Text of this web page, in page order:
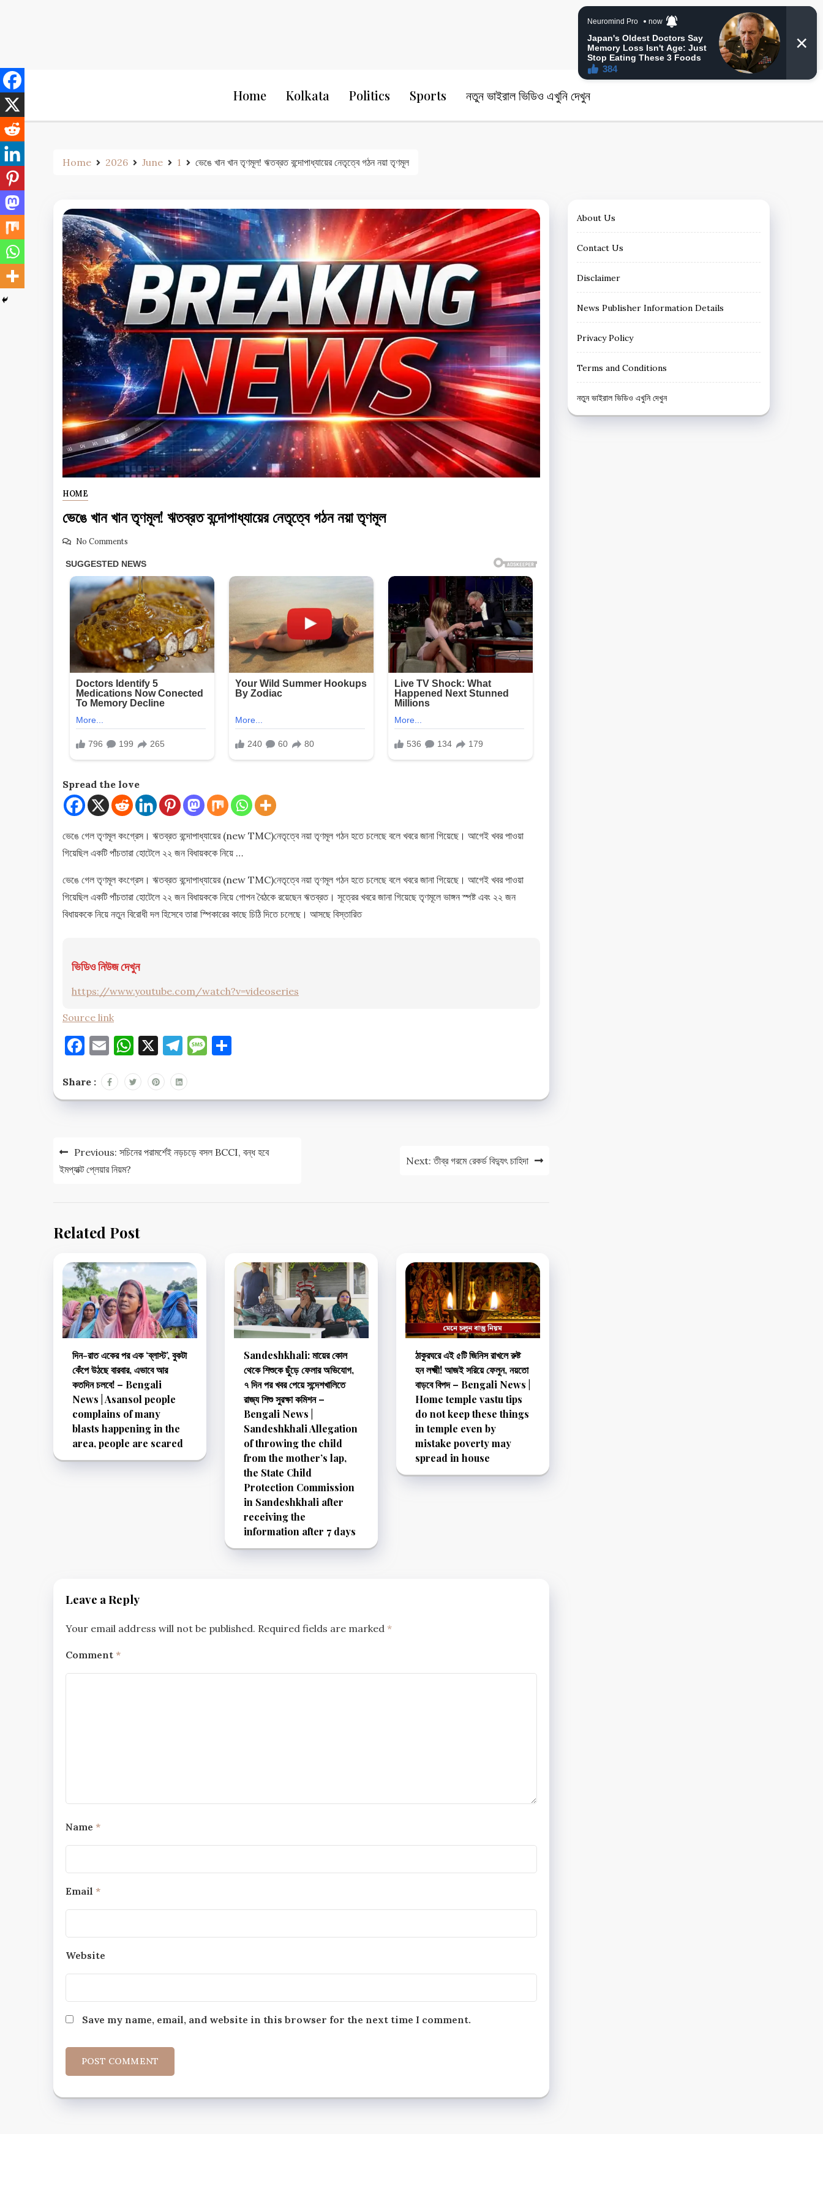
24 Ghanta Bangla News
Home Kolkata Politics Sports নতুন ভাইরাল ভিডিও এখুনি দেখুন
Home 2026 June 1 ভেঙে খান খান তৃণমূল! ঋতব্রত বন্দোপাধ্যায়ের নেতৃত্বে গঠন নয়া তৃণমূল
HOME
ভেঙে খান খান তৃণমূল! ঋতব্রত বন্দোপাধ্যায়ের নেতৃত্বে গঠন নয়া তৃণমূল
No Comments
Spread the love
ভেঙে গেল তৃণমূল কংগ্রেস। ঋতব্রত বন্দোপাধ্যায়ের (new TMC)নেতৃত্বে নয়া তৃণমূল গঠন হতে চলেছে বলে খবরে জানা গিয়েছে। আগেই খবর পাওয়া
গিয়েছিল একটি পাঁচতারা হোটেলে ২২ জন বিধায়ককে নিয়ে …
ভেঙে গেল তৃণমূল কংগ্রেস। ঋতব্রত বন্দোপাধ্যায়ের (new TMC)নেতৃত্বে নয়া তৃণমূল গঠন হতে চলেছে বলে খবরে জানা গিয়েছে। আগেই খবর পাওয়া
গিয়েছিল একটি পাঁচতারা হোটেলে ২২ জন বিধায়ককে নিয়ে গোপন বৈঠকে রয়েছেন ঋতব্রত। সূত্রের খবরে জানা গিয়েছে তৃণমূলে ভাঙ্গন স্পষ্ট এবং ২২ জন
বিধায়ককে নিয়ে নতুন বিরোধী দল হিসেবে তারা স্পিকারের কাছে চিঠি দিতে চলেছে। আসছে বিস্তারিত
ভিডিও নিউজ দেখুন
https://www.youtube.com/watch?v=videoseries
Source link
Facebook
EmailWhatsApp
X Telegram
Message
Share :
Post
navigation
Previous: সচিনের পরামর্শেই নড়চড়ে বসল BCCI, বন্ধ হবে
ইমপ্যাক্ট প্লেয়ার নিয়ম?
Next: তীব্র গরমে রেকর্ড বিদ্যুৎ চাহিদা
Related Post
দিন-রাত একের পর এক ‘ব্লাস্ট’, বুকটা
কেঁপে উঠছে বারবার, এভাবে আর
কতদিন চলবে! – Bengali
News | Asansol people
complains of many
blasts happening in the
area, people are scared
Sandeshkhali: মায়ের কোল
থেকে শিশুকে ছুঁড়ে ফেলার অভিযোগ,
৭ দিন পর খবর পেয়ে সন্দেশখালিতে
রাজ্য শিশু সুরক্ষা কমিশন –
Bengali News |
Sandeshkhali Allegation
of throwing the child
from the mother’s lap,
the State Child
Protection Commission
in Sandeshkhali after
receiving the
information after 7 days
ঠাকুরঘরে এই ৫টি জিনিস রাখলে রুষ্ট
হন লক্ষ্মী! আজই সরিয়ে ফেলুন, নয়তো
বাড়বে বিপদ – Bengali News |
Home temple vastu tips
do not keep these things
in temple even by
mistake poverty may
spread in house
Leave a Reply
Your email address will not be published. Required fields are marked *
Comment *
Name *
Email *
Website
Save my name, email, and website in this browser for the next time I comment.
About Us
Contact Us
Disclaimer
News Publisher Information Details
Privacy Policy
Terms and Conditions
নতুন ভাইরাল ভিডিও এখুনি দেখুন